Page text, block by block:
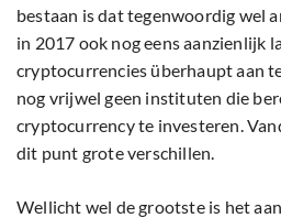
bestaan is dat tegenwoordig wel
in 2017 ook nog eens aanzienlijk
cryptocurrencies überhaupt aan
nog vrijwel geen instituten die
cryptocurrency te investeren.
dit punt grote verschillen.
Wellicht wel de grootste is het